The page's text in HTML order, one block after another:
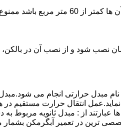
نصب وسایل گاز سوز پر مصرف مانند آبگرمکن
نصب شود و از نصب آن در بالکن،
مبدل حرارتی انجام می
انتقال حرارت مستقیم
از : مبدل ثانویه مربوط
ترین در تعمیر آبگرمکن بشمار